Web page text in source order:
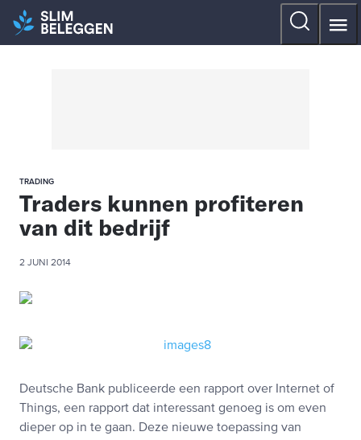
TRADING
Traders kunnen profiteren
van dit bedrijf
2 JUNI 2014
Deutsche Bank publiceerde een rapport over Internet of
Things, een rapport dat interessant genoeg is om even
dieper op in te gaan. Deze nieuwe toepassing van